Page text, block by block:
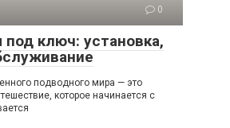
0
ключ: установка,
подводного мира — это
которое начинается с